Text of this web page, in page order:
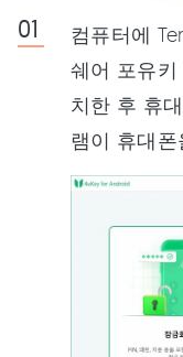
컴퓨터에
쉐어 포유키
치한 후 휴
램이 휴대폰